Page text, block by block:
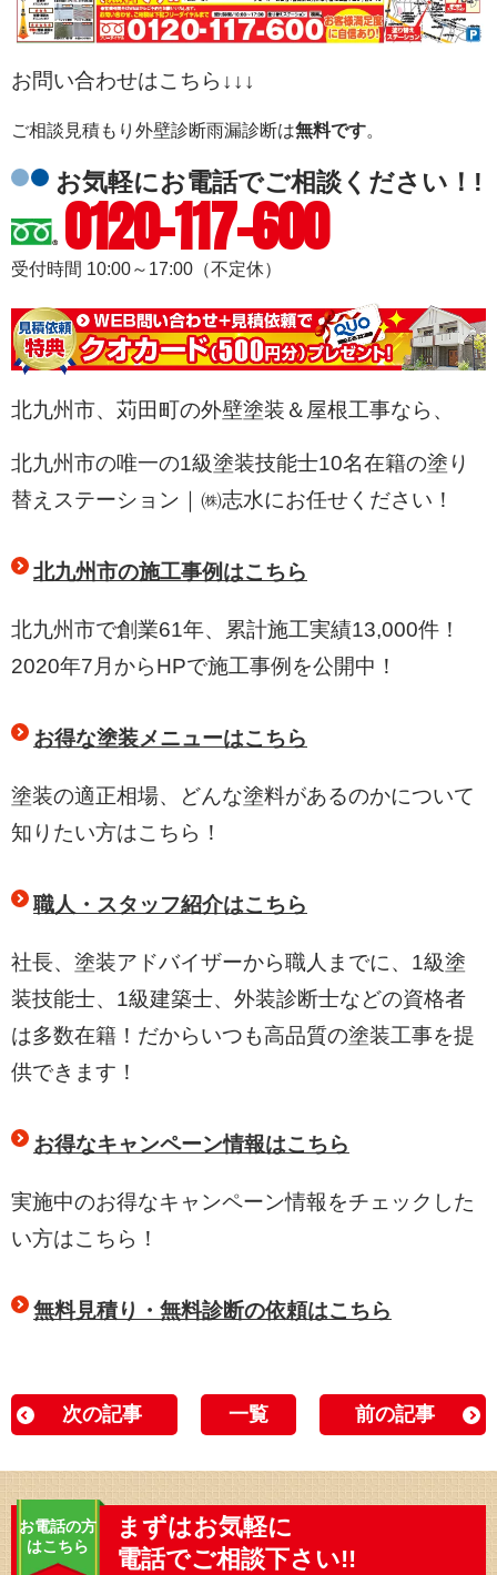
お問い合わせはこちら↓↓↓
ご相談 見積もり 外壁診断雨漏診断は無料です。
お気軽にお電話でご相談ください！!
0120-117-600
受付時間 10:00～17:00（不定休）
北九州市、苅田町の外壁塗装＆屋根工事なら、
北九州市の唯一の1級塗装技能士10名在籍の塗り
替えステーション｜㈱志水にお任せください！
北九州市の施工事例はこちら
北九州市で創業61年、累計施工実績13,000件！
2020年7月からHPで施工事例を公開中！
お得な塗装メニューはこちら
塗装の適正相場、どんな塗料があるのかについて
知りたい方はこちら！
職人・スタッフ紹介はこちら
社長、塗装アドバイザーから職人までに、1級塗
装技能士、1級建築士、外装診断士などの資格者
は多数在籍！だからいつも高品質の塗装工事を提
供できます！
お得なキャンペーン情報はこちら
実施中のお得なキャンペーン情報をチェックした
い方はこちら！
無料見積り・無料診断の依頼はこちら
次の記事 一覧 前の記事
お電話の方
はこちら
まずはお気軽に
電話でご相談下さい!!